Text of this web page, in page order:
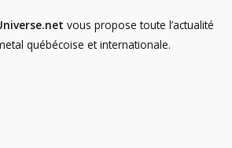
vous propose toute l’actualité
québécoise et internationale.